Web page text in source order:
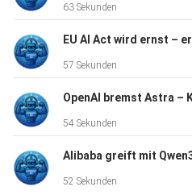
63 Sekunden
57 Sekunden
54 Sekunden
52 Sekunden